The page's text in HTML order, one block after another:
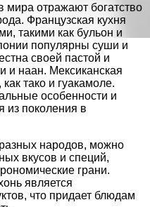
мира отражают богатство
Французская кухня
такими как бульон и
популярны суши и
своей пастой и
и наан. Мексиканская
тако и гуакамоле.
особенности и
из поколения в
народов, можно
вкусов и специй,
грани.
является
что придает блюдам